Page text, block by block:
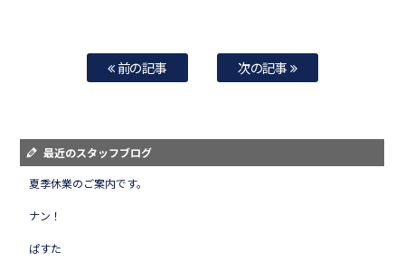
前の記事 次の記事
最近のスタッフブログ
夏季休業のご案内です。
ナン！
ぱすた